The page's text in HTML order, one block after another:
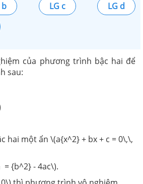
b LG c
LG d
của phương trình bậc hai để
sau:
hai một ẩn \(a{x^2} + bx + c = 0\,\,
{b^2} - 4ac\).